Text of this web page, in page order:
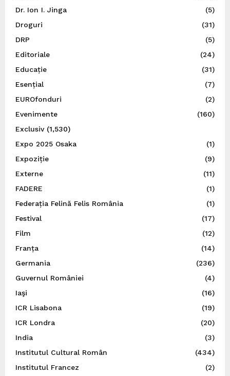
Dr. Ion I. Jinga
(5)
Droguri
(31)
DRP
(5)
Editoriale
(24)
Educație
(31)
Esențial
(7)
EUROfonduri
(2)
Evenimente
(160)
Exclusiv(1,530)
Expo 2025 Osaka
(1)
Expoziție
(9)
Externe
(11)
FADERE
(1)
Federația Felină Felis România
(1)
Festival
(17)
Film
(12)
Franța
(14)
Germania
(236)
Guvernul României
(4)
Iaşi
(16)
ICR Lisabona
(19)
ICR Londra
(20)
India
(3)
Institutul Cultural Român
(434)
Institutul Francez
(2)